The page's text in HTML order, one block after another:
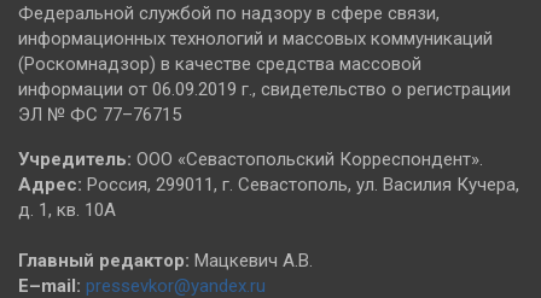
Федеральной службой по надзору в сфере связи,
информационных технологий и массовых коммуникаций
(Роскомнадзор) в качестве средства массовой
информации от 06.09.2019 г., свидетельство о регистрации
ЭЛ № ФС 77–76715
Учредитель: ООО «Севастопольский Корреспондент».
Адрес: Россия, 299011, г. Севастополь, ул. Василия Кучера,
д. 1, кв. 10А
Главный редактор: Мацкевич А.В.
E–mail: pressevkor@yandex.ru